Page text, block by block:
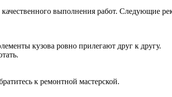
выполнения работ. Следующие
кузова ровно прилегают друг к другу.
к ремонтной мастерской.